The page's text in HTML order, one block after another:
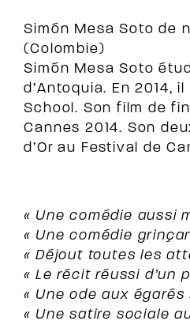
Simón Mesa Soto de
(Colombie)
Simón Mesa Soto
d’Antoquia. En 2014,
School. Son film de
Cannes 2014. Son
d’Or au Festival de
« Une comédie aussi
« Une comédie
« Déjout toutes les
« Le récit réussi d’un
« Une ode aux égarés
« Une satire sociale